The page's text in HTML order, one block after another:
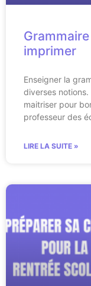
imprimer
Enseigner la
diverses
maitriser pour
professeur des
LIRE LA SUITE »